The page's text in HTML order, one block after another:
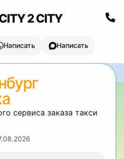
Написать Написать
сервиса заказа такси